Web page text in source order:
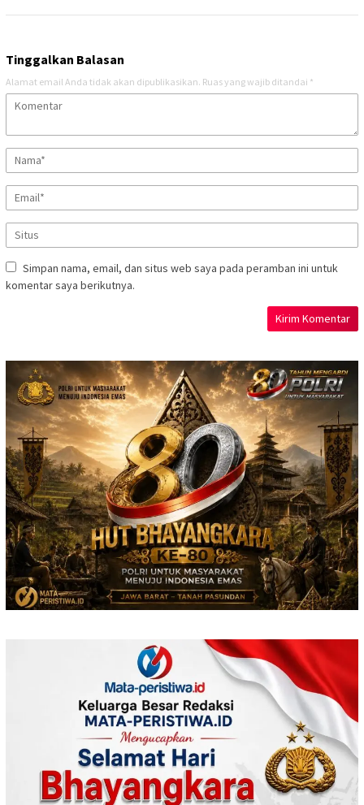
Tinggalkan Balasan
Alamat email Anda tidak akan dipublikasikan. Ruas yang wajib ditandai *
Simpan nama, email, dan situs web saya pada peramban ini untuk
komentar saya berikutnya.